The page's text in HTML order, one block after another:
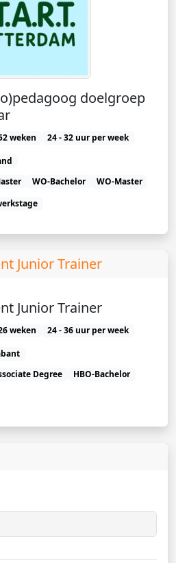
doelgroep
weken
24 - 32 uur per week
WO-Bachelor
WO-Master
Junior Trainer
Junior Trainer
weken
24 - 36 uur per week
Degree
HBO-Bachelor